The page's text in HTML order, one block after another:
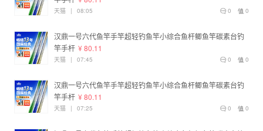
0
0
天猫 | 08:05
汉鼎一号六代鱼竿手竿超轻钓鱼竿小综合鱼杆鲫鱼竿碳素台钓
竿手杆 ¥ 80.11
0
0
天猫 | 07:45
汉鼎一号六代鱼竿手竿超轻钓鱼竿小综合鱼杆鲫鱼竿碳素台钓
竿手杆 ¥ 80.11
0
0
天猫 | 07:25